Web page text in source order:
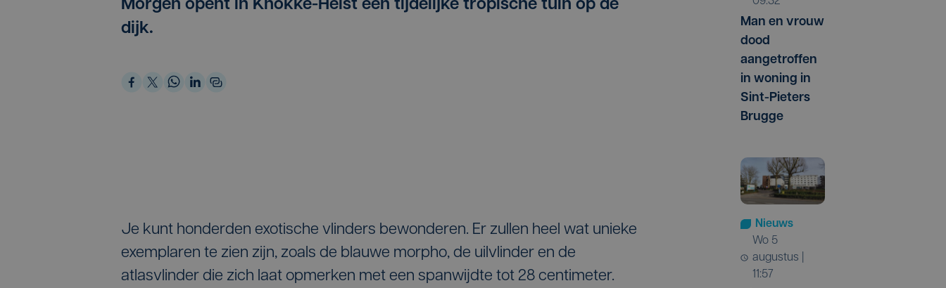
Morgen opent in Knokke-Heist een tijdelijke tropische tuin op de
dijk.
Je kunt honderden exotische vlinders bewonderen. Er zullen heel wat unieke
exemplaren te zien zijn, zoals de blauwe morpho, de uilvlinder en de
atlasvlinder die zich laat opmerken met een spanwijdte tot 28 centimeter.
Man en vrouw
dood
aangetroffen
in woning in
Sint-Pieters
Brugge
Nieuws
wo 5
augustus |
11:57